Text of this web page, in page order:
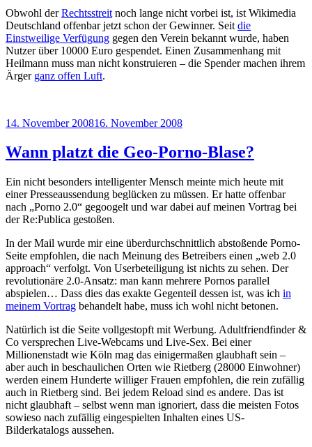
Obwohl derRechtsstreit noch lange nicht vorbei ist, ist Wikimedia
Deutschland offenbar jetzt schon der Gewinner. Seit die
Einstweilige Verfügung gegen den Verein bekannt wurde, haben
Nutzer über 10000 Euro gespendet. Einen Zusammenhang mit
Heilmann muss man nicht konstruieren – die Spender machen ihrem
Ärger ganz offen Luft.
Veröffentlicht
14. November 200816. November 2008
Wann platzt die Geo-Porno-Blase?
Ein nicht besonders intelligenter Mensch meinte mich heute mit
einer Presseaussendung beglücken zu müssen. Er hatte offenbar
nach „Porno 2.0“ gegoogelt und war dabei auf meinen Vortrag bei
der Re:Publica gestoßen.
In der Mail wurde mir eine überdurchschnittlich abstoßende Porno-
Seite empfohlen, die nach Meinung des Betreibers einen „web 2.0
approach“ verfolgt. Von Userbeteiligung ist nichts zu sehen. Der
revolutionäre 2.0-Ansatz: man kann mehrere Pornos parallel
abspielen… Dass dies das exakte Gegenteil dessen ist, was ich in
meinem Vortrag behandelt habe, muss ich wohl nicht betonen.
Natürlich ist die Seite vollgestopft mit Werbung. Adultfriendfinder &
Co versprechen Live-Webcams und Live-Sex. Bei einer
Millionenstadt wie Köln mag das einigermaßen glaubhaft sein –
aber auch in beschaulichen Orten wie Rietberg (28000 Einwohner)
werden einem Hunderte williger Frauen empfohlen, die rein zufällig
auch in Rietberg sind. Bei jedem Reload sind es andere. Das ist
nicht glaubhaft – selbst wenn man ignoriert, dass die meisten Fotos
sowieso nach zufällig eingespielten Inhalten eines US-
Bilderkatalogs aussehen.